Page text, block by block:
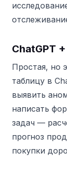
ChatGPT
Простая, но
таблицу в
выявить
написать
задач —
прогноз
покупки